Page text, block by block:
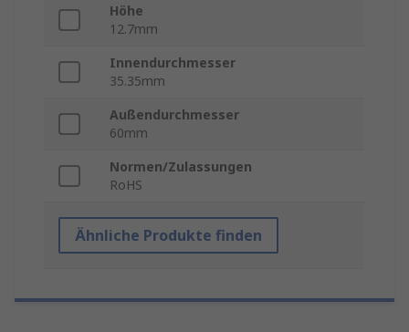
Höhe
12.7mm
Innendurchmesser
35.35mm
Außendurchmesser
60mm
Normen/Zulassungen
RoHS
Ähnliche Produkte finden